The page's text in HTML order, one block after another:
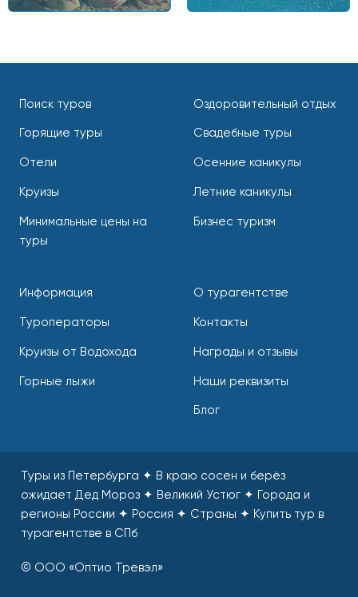
Поиск туров
Горящие туры
Отели
Круизы
Минимальные цены на
туры
Оздоровительный отдых
Свадебные туры
Осенние каникулы
Летние каникулы
Бизнес туризм
Информация
Туроператоры
Круизы от Водохода
Горные лыжи
О турагентстве
Контакты
Награды и отзывы
Наши реквизиты
Блог
Туры из Петербурга ✦ В краю сосен и берёз
ожидает Дед Мороз ✦ Великий Устюг ✦ Города и
регионы России ✦ Россия ✦ Страны ✦ Купить тур в
турагентстве в СПб
© ООО «Оптио Тревэл»